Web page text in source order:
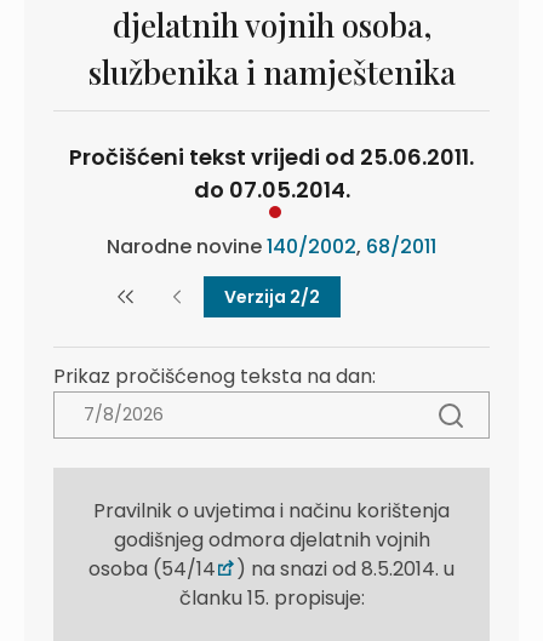
djelatnih vojnih osoba,
službenika i namještenika
Pročišćeni tekst vrijedi od 25.06.2011.
do 07.05.2014.
Narodne novine140/2002, 68/2011
Verzija 2/2
Prikaz pročišćenog teksta na dan:
Pravilnik o uvjetima i načinu korištenja
godišnjeg odmora djelatnih vojnih
osoba (54/14
) na snazi od 8.5.2014. u
članku 15. propisuje: